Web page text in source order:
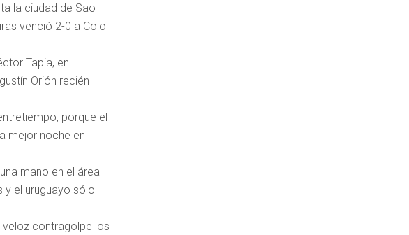
la ciudad de Sao
venció 2-0 a Colo
Tapia, en
Orión recién
porque el
mejor noche en
mano en el área
y el uruguayo sólo
veloz contragolpe los